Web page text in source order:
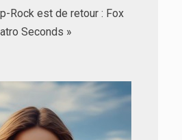
Rock est de retour : Fox
Seconds »